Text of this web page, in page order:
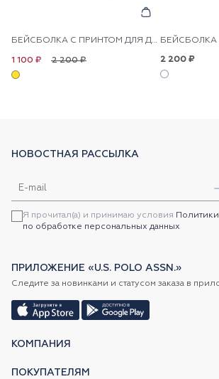
БЕЙСБОЛКА С ПРИНТОМ ДЛЯ ДЕВОЧЕК
2 200 ₽
1 100 ₽ 2 200 ₽
КОМПАНИЯ
ПОКУПАТЕЛЯМ
НОВОСТНАЯ РАССЫЛКА
Я прочитал(а) и принимаю условия Политики
по обработке персональных данных
ПРИЛОЖЕНИЕ «U.S. POLO ASSN.»
Следите за новинками и статусом заказа в